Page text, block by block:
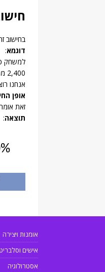
בחישוב
דוגמא:
למשחק
2,400 מהם אוהדי מכבי ו-1,600 אוהדי הפועל.
אנחנו
אופן
זאת אומרת, 2,400 לחלק ל-4,000 ואת
תוצאה:
אומנות ויצירה
אישים
אסטרולוגיה